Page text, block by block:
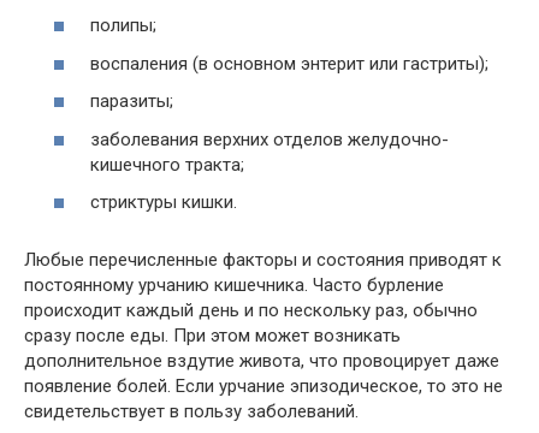
полипы;
воспаления (в основном энтерит или гастриты);
паразиты;
заболевания верхних отделов желудочно-
кишечного тракта;
стриктуры кишки.
Любые перечисленные факторы и состояния приводят к
постоянному урчанию кишечника. Часто бурление
происходит каждый день и по нескольку раз, обычно
сразу после еды. При этом может возникать
дополнительное вздутие живота, что провоцирует даже
появление болей. Если урчание эпизодическое, то это не
свидетельствует в пользу заболеваний.